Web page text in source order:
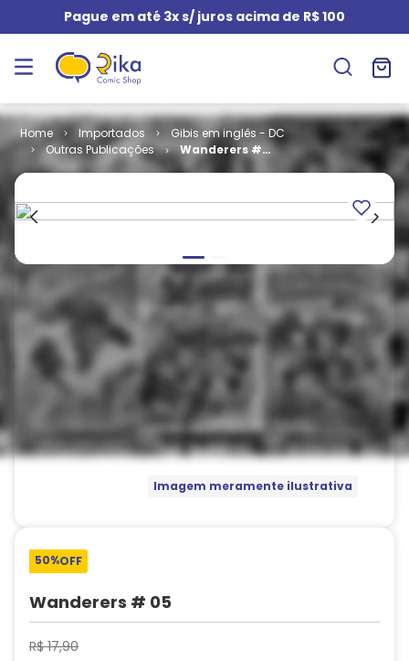
Pague em até 3x s/ juros acima de R$ 100
Importados
Gibis em inglês - DC
Outras Publicações
Wanderers #
05
Imagem meramente ilustrativa
50%OFF
Wanderers # 05
R$ 17,90